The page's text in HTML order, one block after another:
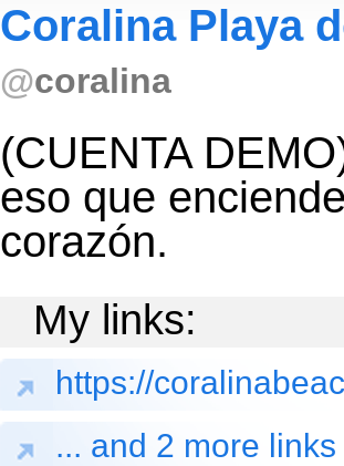
Coralina Playa
@coralina
(CUENTA
eso que
corazón.
My links:
https://
... and 2 more